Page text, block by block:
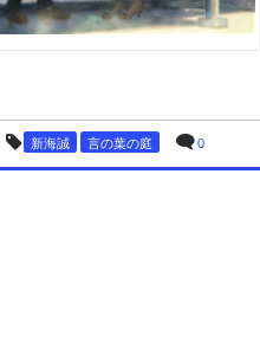
新海誠 言の葉の庭 0